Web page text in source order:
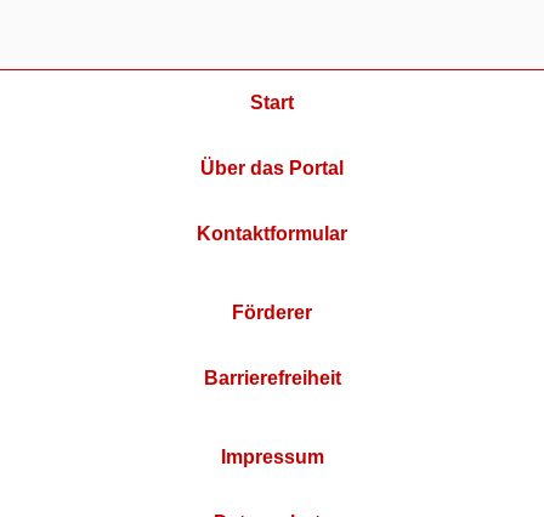
Start
Über das Portal
Kontaktformular
Förderer
Barrierefreiheit
Impressum